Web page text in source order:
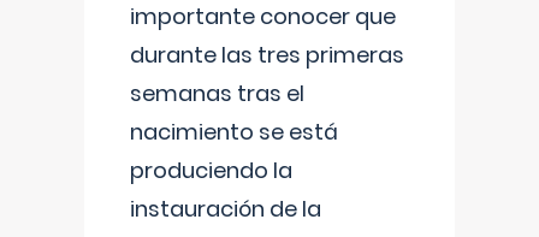
importante conocer que
durante las tres primeras
semanas tras el
nacimiento se está
produciendo la
instauración de la